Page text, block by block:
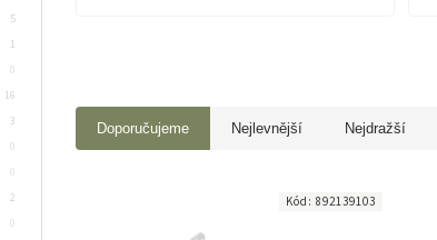
5
1
0
16
3
0
0
2
0
Doporučujeme Nejlevnější Nejdražší
Kód:892139103